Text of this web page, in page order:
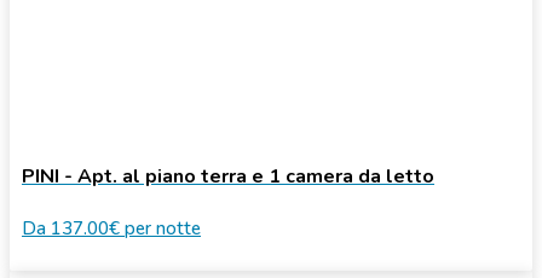
PINI - Apt. al piano terra e 1 camera da letto
Da 137.00€ per notte